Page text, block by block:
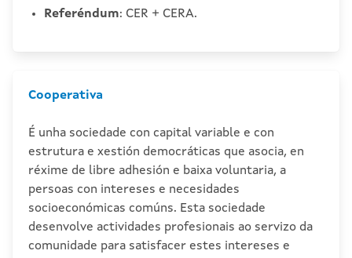
Referéndum: CER + CERA.
Cooperativa
É unha sociedade con capital variable e con
estrutura e xestión democráticas que asocia, en
réxime de libre adhesión e baixa voluntaria, a
persoas con intereses e necesidades
socioeconómicas comúns. Esta sociedade
desenvolve actividades profesionais ao servizo da
comunidade para satisfacer estes intereses e